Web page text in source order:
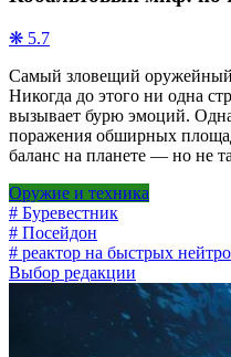
❋ 5.7
Самый зловещий оружейный
Никогда до этого ни одна
вызывает бурю эмоций.
поражения обширных
баланс на планете — но не
Оружие и техника
# Буревестник
# Посейдон
# реактор на быстрых
Выбор редакции